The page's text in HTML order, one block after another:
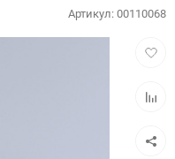
Артикул:00110068